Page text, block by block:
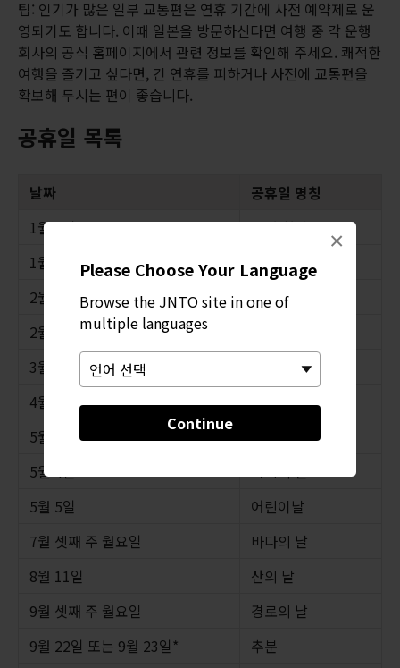
Please Choose Your Language
Browse the JNTO site in one of
multiple languages
Continue
×
팁: 인기가 많은 일부 교통편은 연휴 기간에 사전 예약제로 운
영되기도 합니다. 이때 일본을 방문하신다면 여행 중 각 운행
회사의 공식 홈페이지에서 관련 정보를 확인해 주세요. 쾌적한
여행을 즐기고 싶다면, 긴 연휴를 피하거나 사전에 교통편을
확보해 두시는 편이 좋습니다.
공휴일 목록
날짜
공휴일 명칭
1월 1일
새해 첫날
1월 둘째 주 월요일
성년의 날
2월 11일
건국 기념일
2월 23일
3월 20일 또는 3월 21일*
4월 29일
쇼와의 날
5월 3일
헌법 기념일
5월 4일
녹색의 날
5월 5일
어린이날
7월 셋째 주 월요일
바다의 날
8월 11일
산의 날
9월 셋째 주 월요일
경로의 날
9월 22일 또는 9월 23일*
추분